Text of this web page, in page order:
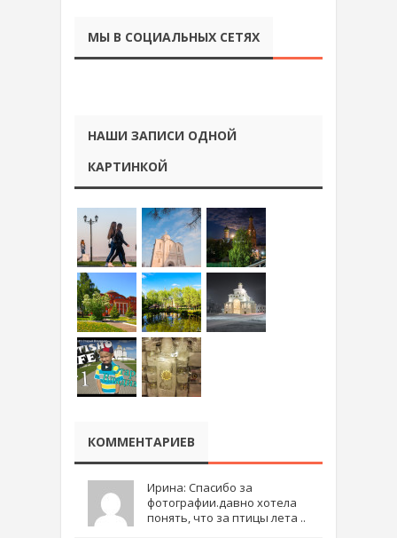
МЫ В СОЦИАЛЬНЫХ СЕТЯХ
НАШИ ЗАПИСИ ОДНОЙ
КАРТИНКОЙ
КОММЕНТАРИЕВ
Ирина: Спасибо за
фотографии.давно хотела
понять, что за птицы лета ..